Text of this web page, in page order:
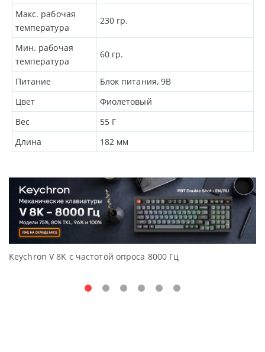
Макс. рабочая
температура
230 гр.
Мин. рабочая
температура
60 гр.
Питание
Блок питания, 9В
Цвет
Фиолетовый
Вес
55 Г
Длина
182 мм
Keychron V 8K с частотой опроса 8000 Гц